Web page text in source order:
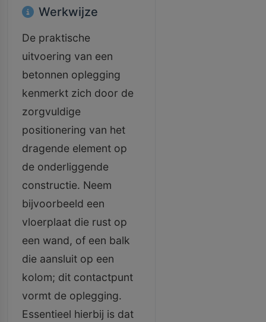
Werkwijze
De praktische
uitvoering van een
betonnen oplegging
kenmerkt zich door de
zorgvuldige
positionering van het
dragende element op
de onderliggende
constructie. Neem
bijvoorbeeld een
vloerplaat die rust op
een wand, of een balk
die aansluit op een
kolom; dit contactpunt
vormt de oplegging.
Essentieel hierbij is dat